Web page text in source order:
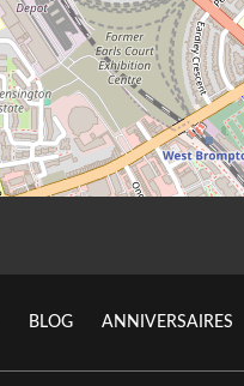
BLOG ANNIVERSAIRES